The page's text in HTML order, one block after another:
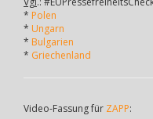
* Polen
* Ungarn
* Bulgarien
* Griechenland
Video-Fassung für ZAPP: